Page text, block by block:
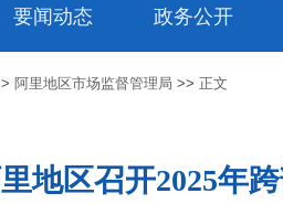
要闻动态 政务公开
阿里地区市场监督管理局 >>正文
地区召开2025年